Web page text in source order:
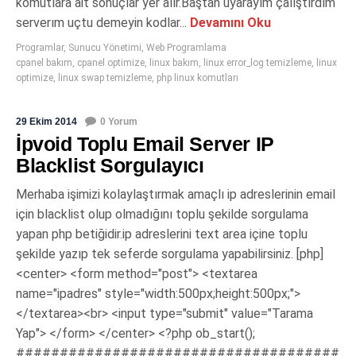
serverım uçtu demeyin kodlar... Devamını Oku
Programlar, Sunucu Yönetimi, Web Programlama
cpanel bakım, cpanel optimize, linux bakım, linux error_log temizleme, linux
optimize, linux swap temizleme, php linux komutları
29 Ekim 2014 0 Yorum
İpvoid Toplu Email Server IP
Blacklist Sorgulayıcı
Merhaba işimizi kolaylaştırmak amaçlı ip adreslerinin email
için blacklist olup olmadığını toplu şekilde sorgulama
yapan php betiğidir.ip adreslerini text area içine toplu
şekilde yazıp tek seferde sorgulama yapabilirsiniz. [php]
<center> <form method="post"> <textarea
name="ipadres" style="width:500px;height:500px;">
</textarea><br> <input type="submit" value="Tarama
Yap"> </form> </center> <?php ob_start();